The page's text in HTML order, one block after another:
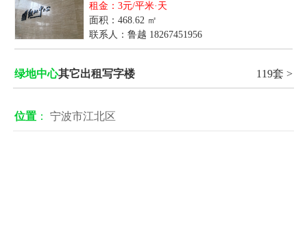
租金：3元/平米·天
面积：468.62 ㎡
联系人：鲁越 18267451956
119套 >
绿地中心其它出租写字楼
位置： 宁波市江北区